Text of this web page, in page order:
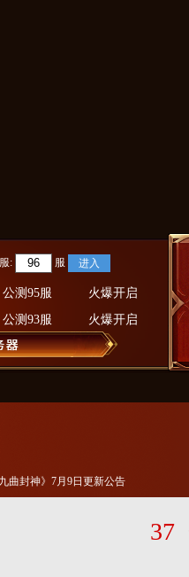
: 服 进入
公测95服
火爆开启
公测93服 火爆开启
曲封神》7月9日更新公告
37